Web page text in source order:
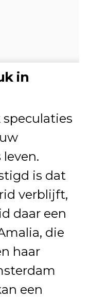
in
is dat
verblijft,
daar een
die
haar
een